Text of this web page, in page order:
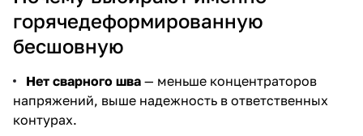
горячедеформированную
бесшовную
Нет сварного шва — меньше концентраторов
напряжений, выше надежность в ответственных
контурах.